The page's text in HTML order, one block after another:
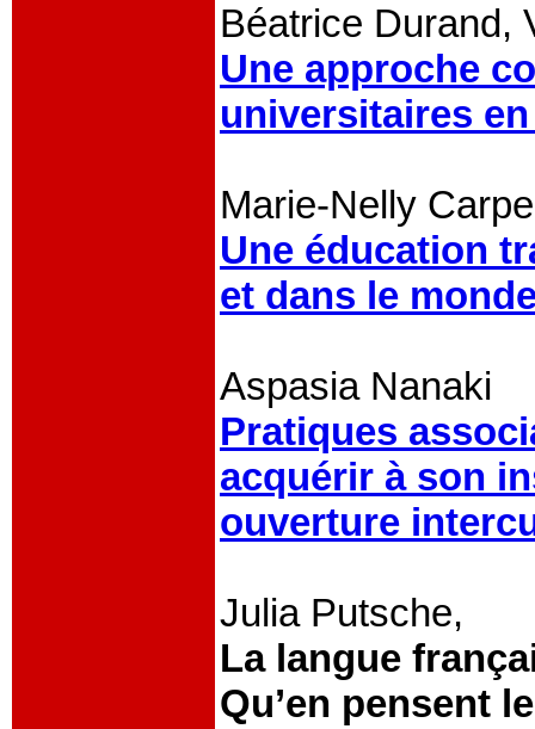
Béatrice Durand,
Une approche
universitaires
Marie-Nelly
Une éducation
et dans le
Aspasia Nanaki
Pratiques
acquérir à son
ouverture
Julia Putsche,
La langue
Qu’en pensent